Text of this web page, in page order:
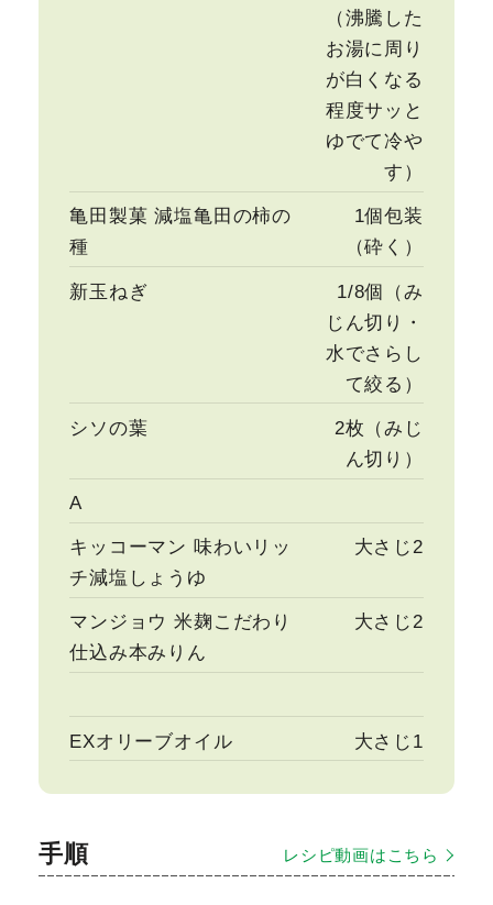
（沸騰した
お湯に周り
が白くなる
程度サッと
ゆでて冷や
す）
亀田製菓 減塩亀田の柿の
種
1個包装
（砕く）
新玉ねぎ
1/8個（み
じん切り・
水でさらし
て絞る）
シソの葉
2枚（みじ
ん切り）
A
キッコーマン 味わいリッ
チ減塩しょうゆ
大さじ2
マンジョウ 米麹こだわり
仕込み本みりん
大さじ2
EXオリーブオイル 大さじ1
手順 レシピ動画はこちら